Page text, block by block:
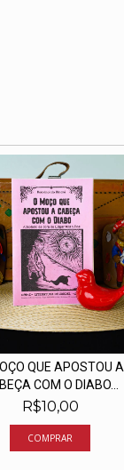
QUE APOSTOU A
COM O DIABO...
R$10,00